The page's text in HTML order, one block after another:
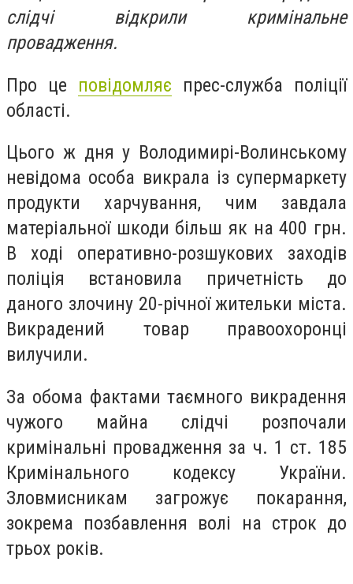
слідчі відкрили кримінальне
провадження.
Про це повідомляє прес-служба поліції
області.
Цього ж дня у Володимирі-Волинському
невідома особа викрала із супермаркету
продукти харчування, чим завдала
матеріальної шкоди більш як на 400 грн.
В ході оперативно-розшукових заходів
поліція встановила причетність до
даного злочину 20-річної жительки міста.
Викрадений товар правоохоронці
вилучили.
За обома фактами таємного викрадення
чужого майна слідчі розпочали
кримінальні провадження за ч. 1 ст. 185
Кримінального кодексу України.
Зловмисникам загрожує покарання,
зокрема позбавлення волі на строк до
трьох років.